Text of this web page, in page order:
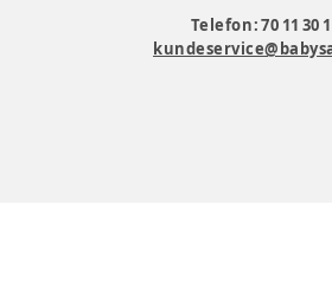
Telefon: 70 11 30